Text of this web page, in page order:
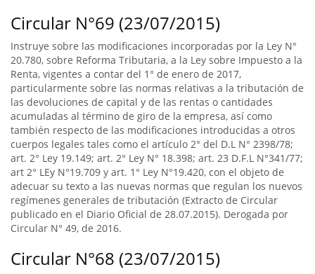
Circular N°69 (23/07/2015)
Instruye sobre las modificaciones incorporadas por la Ley N°
20.780, sobre Reforma Tributaria, a la Ley sobre Impuesto a la
Renta, vigentes a contar del 1° de enero de 2017,
particularmente sobre las normas relativas a la tributación de
las devoluciones de capital y de las rentas o cantidades
acumuladas al término de giro de la empresa, así como
también respecto de las modificaciones introducidas a otros
cuerpos legales tales como el artículo 2° del D.L N° 2398/78;
art. 2° Ley 19.149; art. 2° Ley N° 18.398; art. 23 D.F.L N°341/77;
art 2° LEy N°19.709 y art. 1° Ley N°19.420, con el objeto de
adecuar su texto a las nuevas normas que regulan los nuevos
regímenes generales de tributación (Extracto de Circular
publicado en el Diario Oficial de 28.07.2015). Derogada por
Circular N° 49, de 2016.
Circular N°68 (23/07/2015)